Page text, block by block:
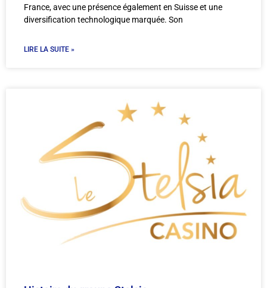
France, avec une présence également en Suisse et une
diversification technologique marquée. Son
LIRE LA SUITE »